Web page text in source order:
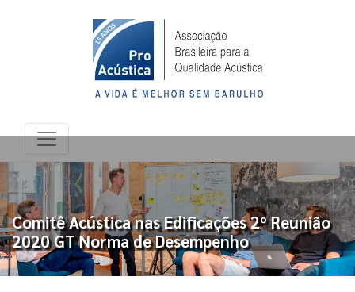
Comitê Acústica nas Edificações 2º Reunião
2020 GT Norma de Desempenho